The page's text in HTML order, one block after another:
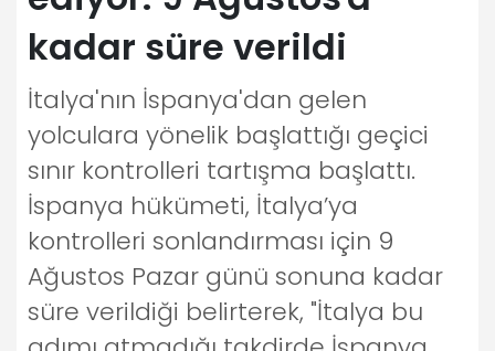
kadar süre verildi
İtalya'nın İspanya'dan gelen
yolculara yönelik başlattığı geçici
sınır kontrolleri tartışma başlattı.
İspanya hükümeti, İtalya’ya
kontrolleri sonlandırması için 9
Ağustos Pazar günü sonuna kadar
süre verildiği belirterek, "İtalya bu